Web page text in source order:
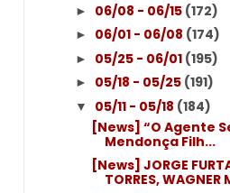
► 06/08 - 06/15 (172)
► 06/01 - 06/08 (174)
► 05/25 - 06/01 (195)
► 05/18 - 05/25 (191)
▼ 05/11 - 05/18 (184)
[News] “O Agente
Mendonça Filh...
[News] JORGE
TORRES, WAGNER